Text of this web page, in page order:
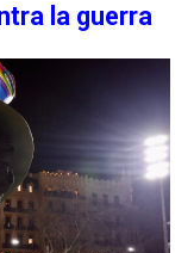
la guerra